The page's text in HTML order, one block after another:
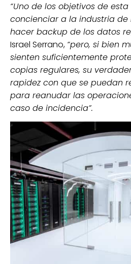
“Uno de los objetivos de esta
concienciar a la industria
hacer backup de los datos
Israel Serrano, “pero, si bien
sienten suficientemente
copias regulares, su
rapidez con que se puedan
para reanudar las
caso de incidencia”.